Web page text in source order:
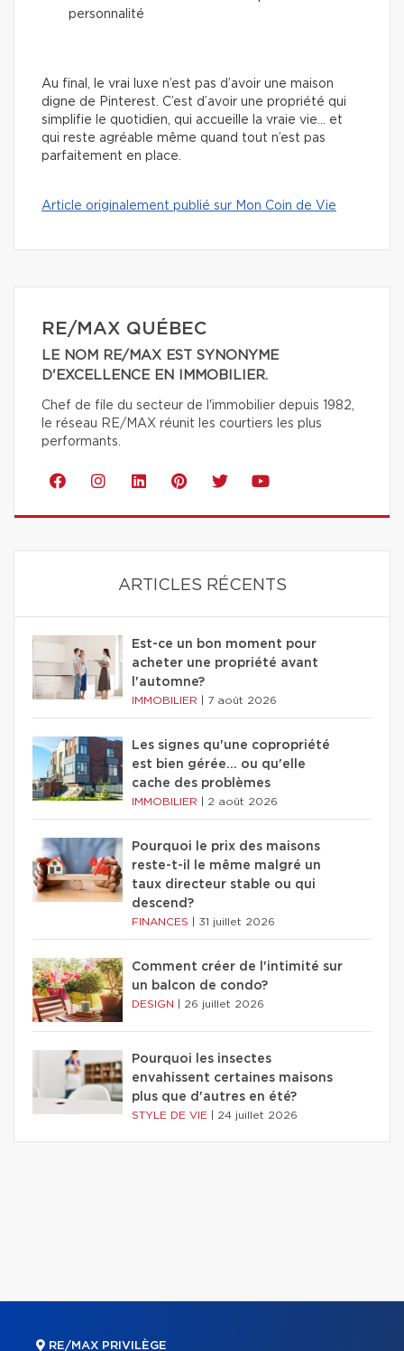
personnalité
Au final, le vrai luxe n’est pas d’avoir une maison
digne de Pinterest. C’est d’avoir une propriété qui
simplifie le quotidien, qui accueille la vraie vie… et
qui reste agréable même quand tout n’est pas
parfaitement en place.
Article originalement publié sur Mon Coin de Vie
RE/MAX QUÉBEC
LE NOM RE/MAX EST SYNONYME
D'EXCELLENCE EN IMMOBILIER.
Chef de file du secteur de l'immobilier depuis 1982,
le réseau RE/MAX réunit les courtiers les plus
performants.
ARTICLES RÉCENTS
Est-ce un bon moment pour
acheter une propriété avant
l'automne?
IMMOBILIER 7 août 2026
Les signes qu'une copropriété
est bien gérée… ou qu'elle
cache des problèmes
IMMOBILIER 2 août 2026
Pourquoi le prix des maisons
reste-t-il le même malgré un
taux directeur stable ou qui
descend?
FINANCES 31 juillet 2026
Comment créer de l'intimité sur
un balcon de condo?
DESIGN 26 juillet 2026
Pourquoi les insectes
envahissent certaines maisons
plus que d'autres en été?
STYLE DE VIE 24 juillet 2026
RE/MAX PRIVILÈGE